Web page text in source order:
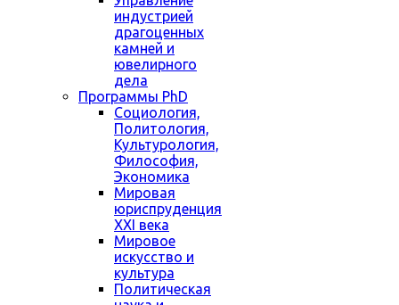
индустрией
драгоценных
камней и
ювелирного
дела
Программы PhD
Социология,
Политология,
Культурология,
Философия,
Экономика
Мировая
юриспруденция
XXI века
Мировое
искусство и
культура
Политическая